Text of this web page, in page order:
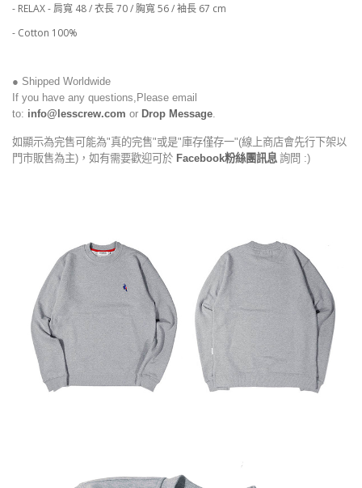
- RELAX - 肩寬 48 / 衣長 70 / 胸寬 56 / 袖長 67 cm
- Cotton 100%
● Shipped Worldwide
If you have any questions,Please email
to: info@lesscrew.com or Drop Message
如顯示為完售可能為"真的完售"或是"庫存僅存一"(線上商店會先行下架以
門市販售為主)，如有需要歡迎可於 Facebook粉絲團訊息 詢問 :)